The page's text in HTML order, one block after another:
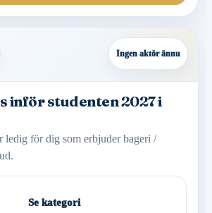
Ingen aktör ännu
inför studenten 2027 i
ledig för dig som erbjuder bageri /
Se kategori